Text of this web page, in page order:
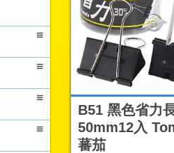
B51 黑色省力
50mm12入
蕃茄